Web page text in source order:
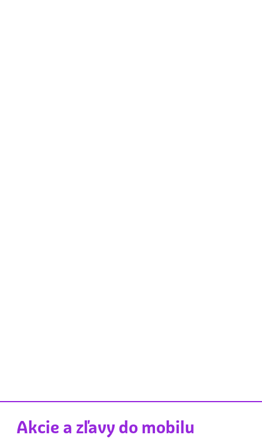
Akcie a zľavy do mobilu